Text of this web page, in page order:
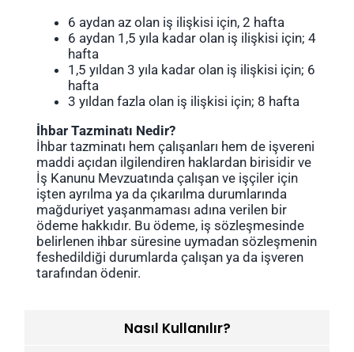
6 aydan az olan iş ilişkisi için, 2 hafta
6 aydan 1,5 yıla kadar olan iş ilişkisi için; 4
hafta
1,5 yıldan 3 yıla kadar olan iş ilişkisi için; 6
hafta
3 yıldan fazla olan iş ilişkisi için; 8 hafta
İhbar Tazminatı Nedir?
İhbar tazminatı hem çalışanları hem de işvereni
maddi açıdan ilgilendiren haklardan birisidir ve
İş Kanunu Mevzuatında çalışan ve işçiler için
işten ayrılma ya da çıkarılma durumlarında
mağduriyet yaşanmaması adına verilen bir
ödeme hakkıdır. Bu ödeme, iş sözleşmesinde
belirlenen ihbar süresine uymadan sözleşmenin
feshedildiği durumlarda çalışan ya da işveren
tarafından ödenir.
Nasıl Kullanılır?